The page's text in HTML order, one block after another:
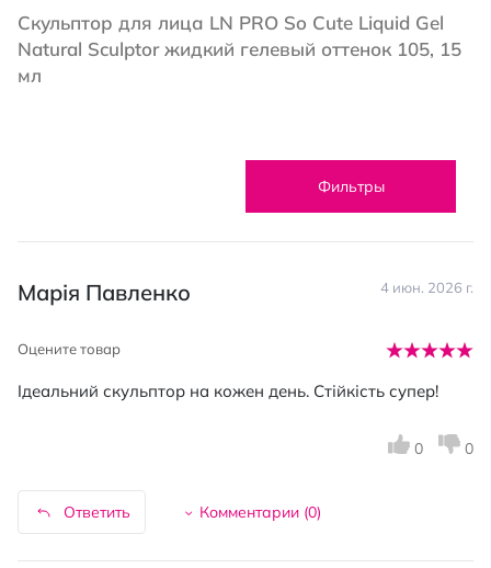
Скульптор для лица LN PRO So Cute Liquid Gel
Natural Sculptor жидкий гелевый оттенок 105, 15
мл
Фильтры
Марія Павленко 4 июн. 2026 г.
Оцените товар
Ідеальний скульптор на кожен день. Стійкість супер!
Ответить Комментарии (0)
0 0